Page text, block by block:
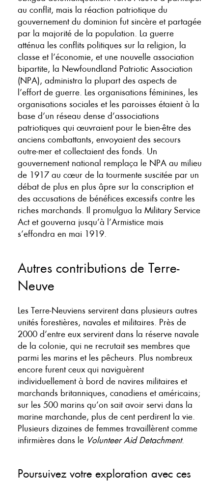
au conflit, mais la réaction patriotique du
gouvernement du dominion fut sincère et partagée
par la majorité de la population. La guerre
atténua les conflits politiques sur la religion, la
classe et l’économie, et une nouvelle association
bipartite, la Newfoundland Patriotic Association
(NPA), administra la plupart des aspects de
l’effort de guerre. Les organisations féminines, les
organisations sociales et les paroisses étaient à la
base d’un réseau dense d’associations
patriotiques qui œuvraient pour le bien-être des
anciens combattants, envoyaient des secours
outre-mer et collectaient des fonds. Un
gouvernement national remplaça le NPA au milieu
de 1917 au cœur de la tourmente suscitée par un
débat de plus en plus âpre sur la conscription et
des accusations de bénéfices excessifs contre les
riches marchands. Il promulgua la Military Service
Act et gouverna jusqu’à l’Armistice mais
s’effondra en mai 1919.
Autres contributions de Terre-
Neuve
Les Terre-Neuviens servirent dans plusieurs autres
unités forestières, navales et militaires. Près de
2000 d’entre eux servirent dans la réserve navale
de la colonie, qui ne recrutait ses membres que
parmi les marins et les pêcheurs. Plus nombreux
encore furent ceux qui naviguèrent
individuellement à bord de navires militaires et
marchands britanniques, canadiens et américains;
sur les 500 marins qu’on sait avoir servi dans la
marine marchande, plus de cent perdirent la vie.
Plusieurs dizaines de femmes travaillèrent comme
infirmières dans le Volunteer Aid Detachment.
Poursuivez votre exploration avec ces